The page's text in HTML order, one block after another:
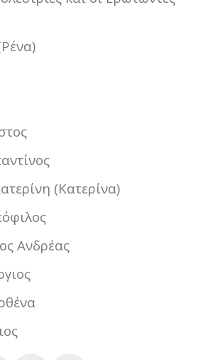
(Κατερίνα)
Ανδρέας